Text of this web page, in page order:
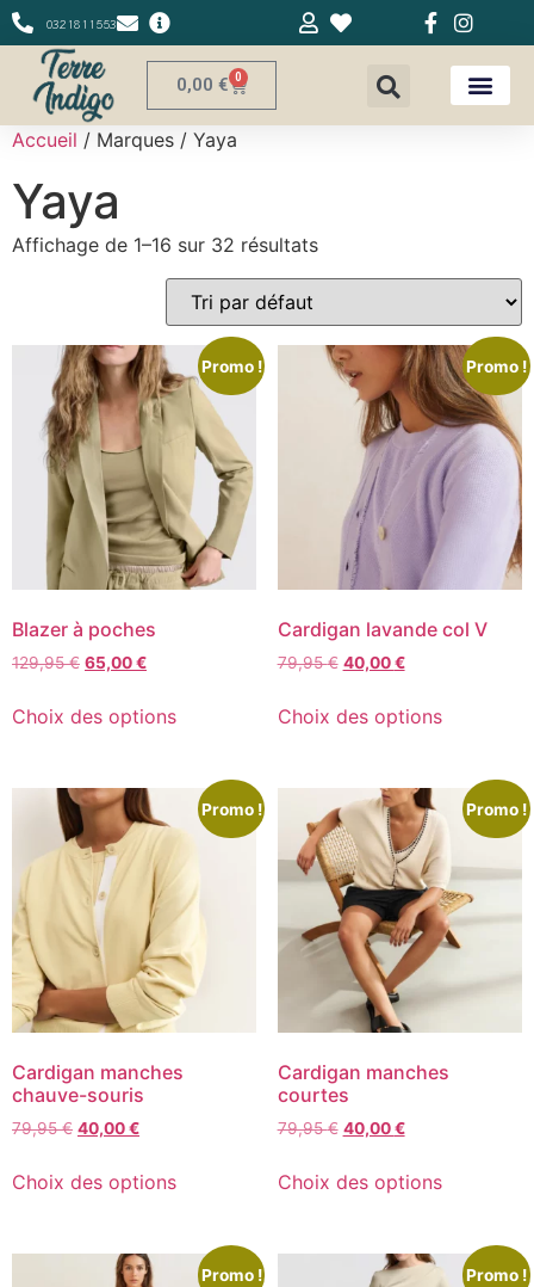
0321811553
0,00 € 0
Accueil / Marques / Yaya
Yaya
Affichage de 1–16 sur 32 résultats
Promo !
Blazer à poches
129,95€ 65,00€
Choix des options
Promo !
Cardigan lavande col V
79,95€ 40,00€
Choix des options
Promo !
Cardigan manches
chauve-souris
79,95€ 40,00€
Choix des options
Promo !
Cardigan manches
courtes
79,95€ 40,00€
Choix des options
Promo ! Promo !